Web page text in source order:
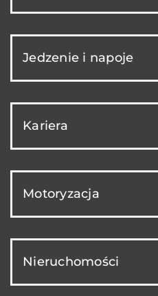
Jedzenie i napoje
Kariera
Motoryzacja
Nieruchomości